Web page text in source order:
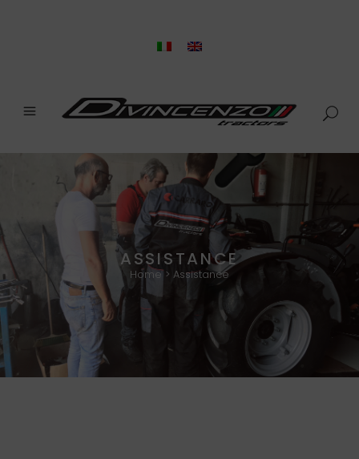
ASSISTANCE
Home> Assistance